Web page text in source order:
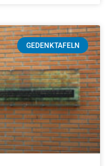
GEDENKTAFELN